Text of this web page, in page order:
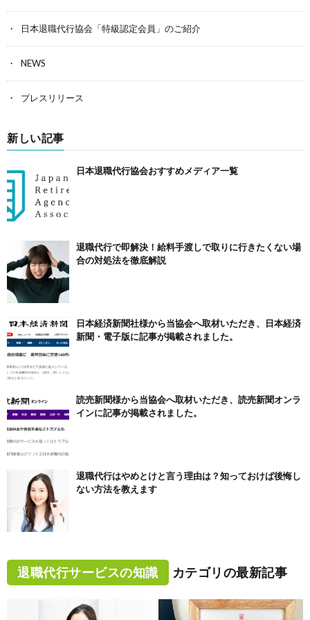
日本退職代行協会「特級認定会員」のご紹介
NEWS
プレスリリース
新しい記事
日本退職代行協会おすすめメディア一覧
退職代行で即解決！給料手渡しで取りに行きたくない場
合の対処法を徹底解説
日本経済新聞社様から当協会へ取材いただき、日本経済
新聞・電子版に記事が掲載されました。
読売新聞様から当協会へ取材いただき、読売新聞オンラ
インに記事が掲載されました。
退職代行はやめとけと言う理由は？知っておけば後悔し
ない方法を教えます
退職代行サービスの知識 カテゴリの最新記事